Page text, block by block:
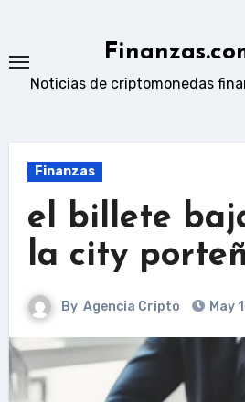
content
Noticias de criptomonedas
Finanzas
el billete
la city
By Agencia Cripto May